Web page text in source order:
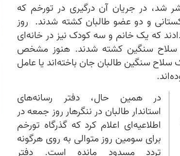
شد، در جریان آن درگیری در تورخم که
و دو عضو طالبان کشته شدند. روز
که یک خانم و سه کودک نیز در خانه‌ای
سلاح سنگین کشته شدند. هنوز مشخص
سنگین طالبان جان باخته‌اند یا عامل
در همین حال، دفتر رسانه‌های
استاندار طالبان در ننگرهار روز جمعه در
اطلاعیه‌ای اعلام کرد که گذرگاه تورخم
برای سومین روز متوالی به روی هرگونه
تردد مسدود مانده است. دفتر